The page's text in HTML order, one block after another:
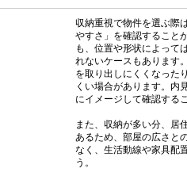
収納重視で物件を選ぶ際
やすさ」を確認すること
も、位置や形状によって
れないケースもあります
を取り出しにくくなった
くい場合があります。内
にイメージして確認する
また、収納が多い分、居
あるため、部屋の広さと
なく、生活動線や家具配
う。